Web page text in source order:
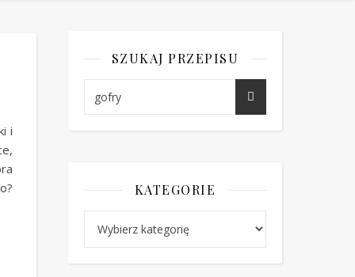
i
SZUKAJ PRZEPISU
KATEGORIE